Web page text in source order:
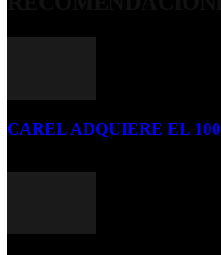
CAREL ADQUIERE EL